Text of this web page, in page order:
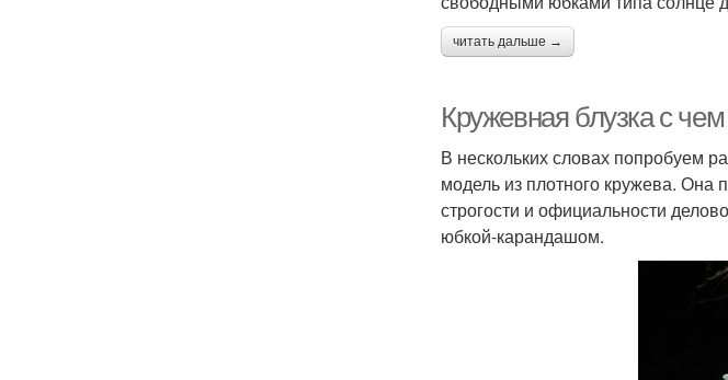
читать дальше →
Кружевная блузка с
В нескольких словах попробуем
модель из плотного кружева. Она
строгости и официальности
юбкой-карандашом.